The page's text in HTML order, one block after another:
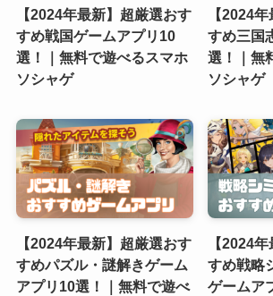
【2024年最新】超厳選おす
すめ戦国ゲームアプリ10
選！｜無料で遊べるスマホ
ソシャゲ
【2024
すめ三国
選！｜無
ソシャゲ
【2024年最新】超厳選おす
すめパズル・謎解きゲーム
アプリ10選！｜無料で遊べ
【2024
すめ戦略
ゲームア